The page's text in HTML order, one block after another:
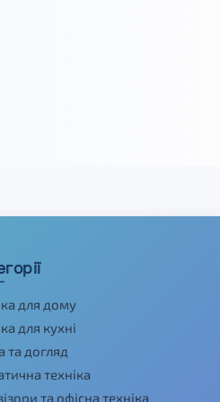
для дому
для кухні
та догляд
техніка
та офісна техніка